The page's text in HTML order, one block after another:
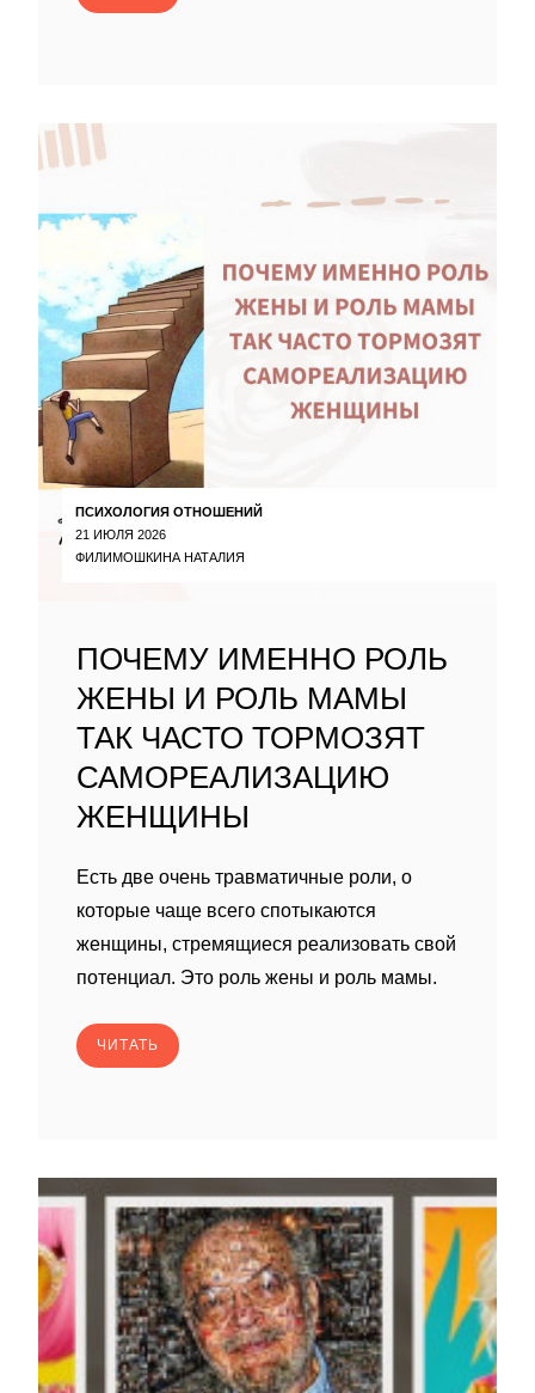
ПСИХОЛОГИЯ ОТНОШЕНИЙ
21 ИЮЛЯ 2026
ФИЛИМОШКИНА НАТАЛИЯ
ПОЧЕМУ ИМЕННО РОЛЬ
ЖЕНЫ И РОЛЬ МАМЫ
ТАК ЧАСТО ТОРМОЗЯТ
САМОРЕАЛИЗАЦИЮ
ЖЕНЩИНЫ
Есть две очень травматичные роли, о
которые чаще всего спотыкаются
женщины, стремящиеся реализовать свой
потенциал. Это роль жены и роль мамы.
ЧИТАТЬ